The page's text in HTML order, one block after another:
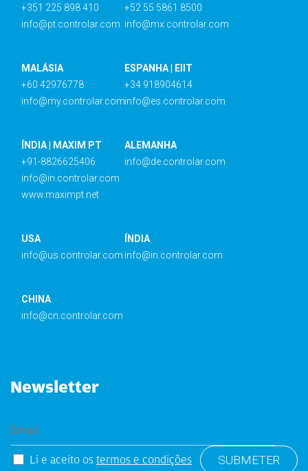
+351 225 898 410
info@pt.controlar.com
+52 55 5861 8500
info@mx.controlar.com
MALÁSIA
+60 42976778
info@my.controlar.com
ESPANHA | EIIT
+34 918904614
info@es.controlar.com
ÍNDIA | MAXIM PT
+91-8826625406
info@in.controlar.com
www.maximpt.net
ALEMANHA
info@de.controlar.com
USA
info@us.controlar.com
ÍNDIA
info@in.controlar.com
CHINA
info@cn.controlar.com
Newsletter
Li e aceito os termos e condições